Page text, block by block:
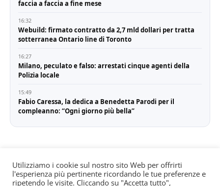
faccia a faccia a fine mese
16:32
Webuild: firmato contratto da 2,7 mld dollari per tratta
sotterranea Ontario line di Toronto
16:27
Milano, peculato e falso: arrestati cinque agenti della
Polizia locale
15:49
Fabio Caressa, la dedica a Benedetta Parodi per il
compleanno: “Ogni giorno più bella”
© All rights reserved. Quotidiano registrato all'albo dei
Utilizziamo i cookie sul nostro sito Web per offrirti
l'esperienza più pertinente ricordando le tue preferenze e
ripetendo le visite. Cliccando su "Accetta tutto",